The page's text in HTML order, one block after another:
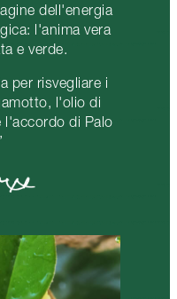
dell'energia
l'anima vera
e verde.
per risvegliare i
l'olio di
l'accordo di Palo